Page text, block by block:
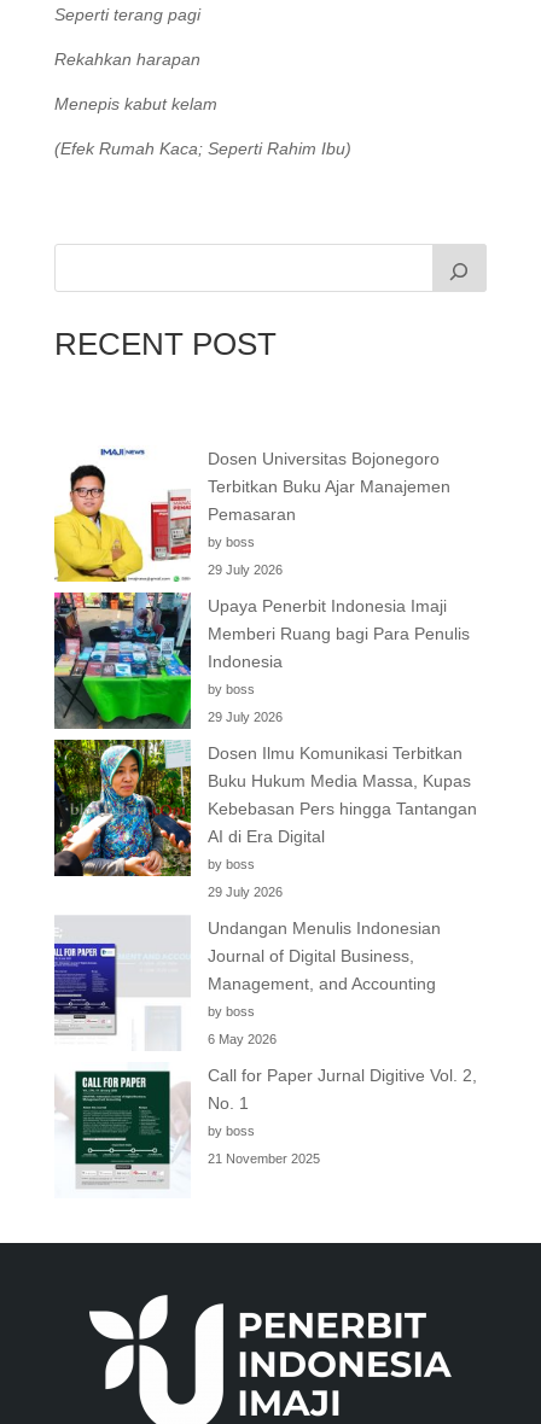
Seperti terang pagi
Rekahkan harapan
Menepis kabut kelam
(Efek Rumah Kaca; Seperti Rahim Ibu)
RECENT POST
Dosen Universitas Bojonegoro
Terbitkan Buku Ajar Manajemen
Pemasaran
by boss
29 July 2026
Upaya Penerbit Indonesia Imaji
Memberi Ruang bagi Para Penulis
Indonesia
by boss
29 July 2026
Dosen Ilmu Komunikasi Terbitkan
Buku Hukum Media Massa, Kupas
Kebebasan Pers hingga Tantangan
AI di Era Digital
by boss
29 July 2026
Undangan Menulis Indonesian
Journal of Digital Business,
Management, and Accounting
by boss
6 May 2026
Call for Paper Jurnal Digitive Vol. 2,
No. 1
by boss
21 November 2025